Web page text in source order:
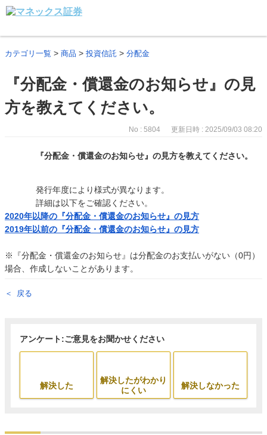
カテゴリ一覧 > 商品 > 投資信託 > 分配金
『分配金・償還金のお知らせ』の見
方を教えてください。
No : 5804 更新日時 : 2025/09/03 08:20
『分配金・償還金のお知らせ』の見方を教えてください。
発行年度により様式が異なります。
詳細は以下をご確認ください。
2020年以降の『分配金・償還金のお知らせ』の見方
2019年以前の『分配金・償還金のお知らせ』の見方
※『分配金・償還金のお知らせ』は分配金のお支払いがない（0円）
場合、作成しないことがあります。
戻る
アンケート:ご意見をお聞かせください
解決した
解決したがわかり
にくい
解決しなかった